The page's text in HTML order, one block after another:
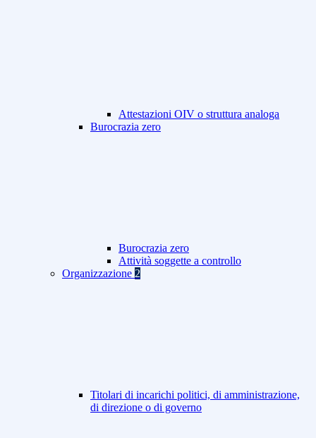
Attestazioni OIV o struttura analoga
Burocrazia zero
Burocrazia zero
Attività soggette a controllo
Organizzazione 2
Titolari di incarichi politici, di amministrazione,
di direzione o di governo